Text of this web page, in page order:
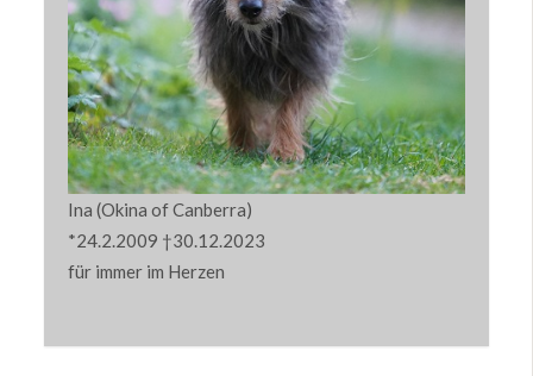
Ina (Okina of Canberra)
*24.2.2009 †30.12.2023
für immer im Herzen